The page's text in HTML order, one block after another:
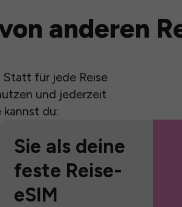
anderen
Statt für jede Reise
und jederzeit
du:
Sie als deine
feste Reise-
eSIM